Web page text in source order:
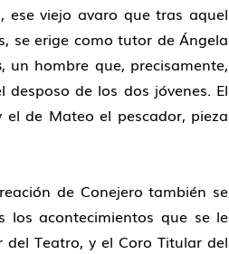
ese viejo avaro que tras aquel
se erige como tutor de Ángela
, un hombre que, precisamente,
de los dos jóvenes. El
el de Mateo el pescador, pieza
de Conejero también se
los acontecimientos que se le
Teatro, y el Coro Titular del